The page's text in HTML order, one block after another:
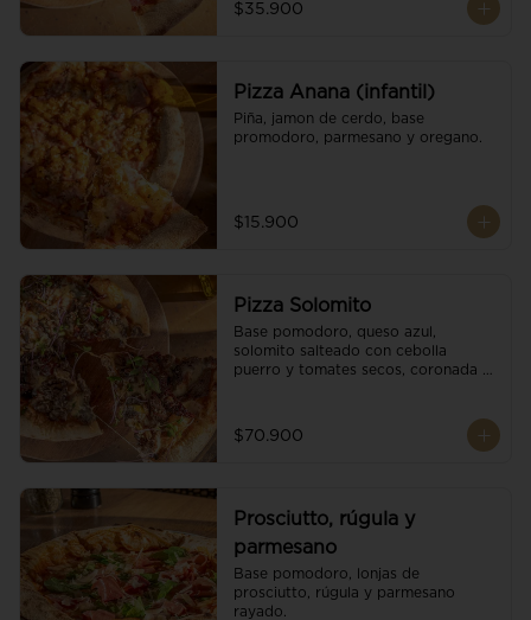
$35.900
Pizza Anana (infantil)
Piña, jamon de cerdo, base
promodoro, parmesano y oregano.
$15.900
Pizza Solomito
Base pomodoro, queso azul,
solomito salteado con cebolla
puerro y tomates secos, coronada
$70.900
Prosciutto, rúgula y
parmesano
Base pomodoro, lonjas de
prosciutto, rúgula y parmesano
rayado.